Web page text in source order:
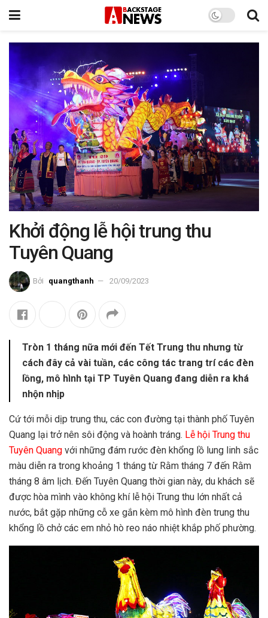
Khởi động lễ hội trung thu
Tuyên Quang
Bởi quangthanh 20/09/2023
Tròn 1 tháng nữa mới đến Tết Trung thu nhưng từ
cách đây cả vài tuần, các công tác trang trí các đèn
lồng, mô hình tại TP Tuyên Quang đang diễn ra khá
nhộn nhịp
Cứ tới mỗi dịp trung thu, các con đường tại thành phố Tuyên
Quang lại trở nên sôi động và hoành tráng. Lễ hội Trung thu
Tuyên Quang với những đám rước đèn khổng lồ lung linh sắc
màu diễn ra trong khoảng 1 tháng từ Rằm tháng 7 đến Rằm
tháng 8 âm lịch. Đến Tuyên Quang thời gian này, du khách sẽ
được hòa mình vào không khí lễ hội Trung thu lớn nhất cả
nước, bắt gặp những cỗ xe gắn kèm mô hình đèn trung thu
khổng lồ chở các em nhỏ hò reo náo nhiệt khắp phố phường.